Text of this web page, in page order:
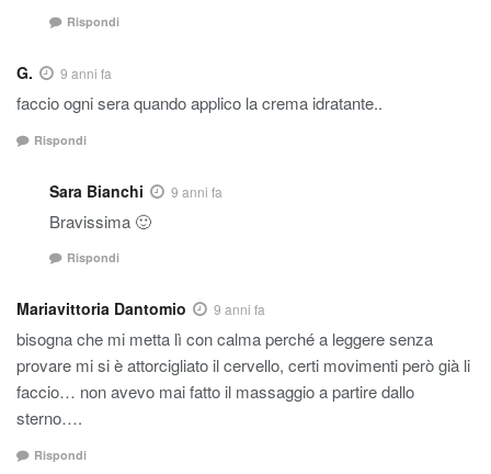
Rispondi
G. 9 anni fa
faccio ogni sera quando applico la crema idratante..
Rispondi
Sara Bianchi 9 anni fa
Bravissima 🙂
Rispondi
Mariavittoria Dantomio 9 anni fa
bisogna che mi metta lì con calma perché a leggere senza
provare mi si è attorcigliato il cervello, certi movimenti però già li
faccio… non avevo mai fatto il massaggio a partire dallo
sterno….
Rispondi